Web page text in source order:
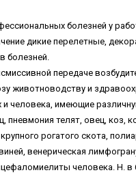
болезней у
дикие перелетные,
болезней.
передаче
животноводству и
человека, имеющие
пневмония телят, овец,
рогатого скота,
венерическая
человека. Н.